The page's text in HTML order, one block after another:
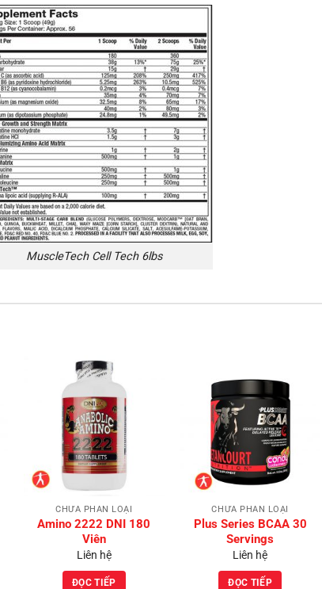
MuscleTech Cell Tech 6lbs
Add to
Wishlist
CHƯA PHÂN LOẠI
Amino 2222 DNI 180
Viên
Liên hệ
ĐỌC TIẾP
Add to
Wishlist
CHƯA PHÂN LOẠI
Plus Series BCAA 30
Servings
Liên hệ
ĐỌC TIẾP